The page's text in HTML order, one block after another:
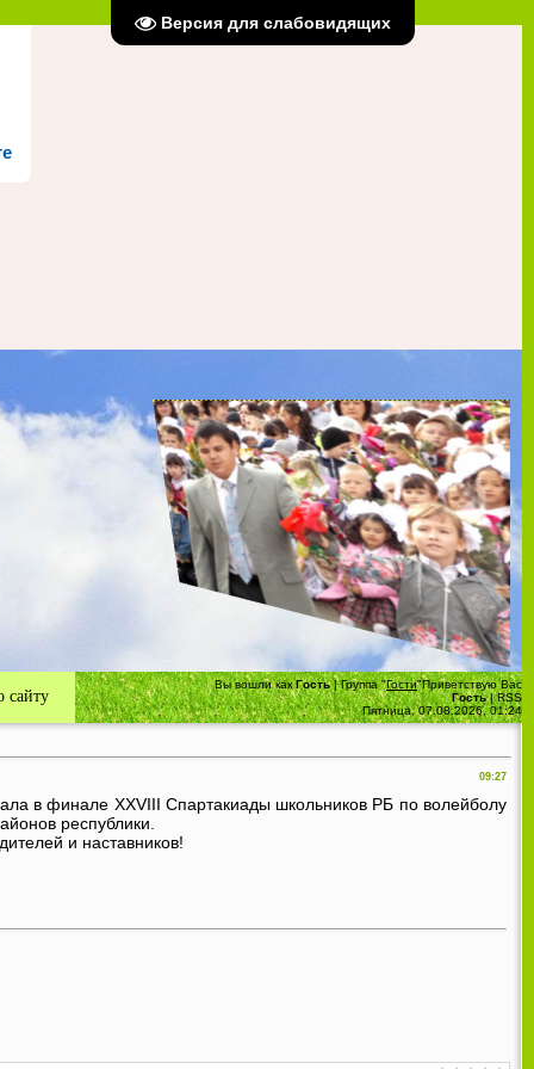
Версия для слабовидящих
район
Вы вошли как Гость|Группа"Гости"Приветствую Вас
Гость |RSS
Пятница, 07.08.2026, 01:24
09:27
в финале XXVIII Спартакиады школьников РБ по волейболу
республики.
и наставников!